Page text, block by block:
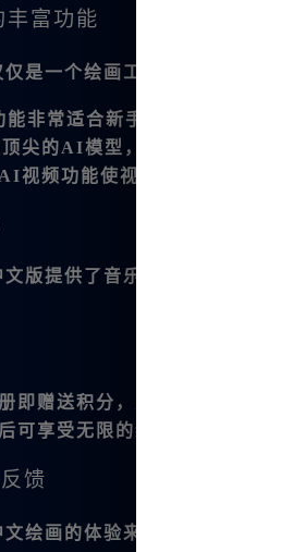
富功能
是一个绘画工具，它还在不断
能非常适合新手，提供实时的创
尖的AI模型，比如GPT-4O，
视频功能使视频制作更加简便
版提供了音乐生成的功能，用
即赠送积分，足够你初体验。
可享受无限的绘画、音乐和视频
馈
绘画的体验来看，用户反馈也